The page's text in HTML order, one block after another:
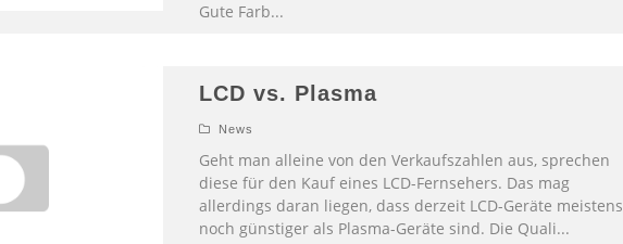
Gute Farb...
LCD vs. Plasma
News
Geht man alleine von den Verkaufszahlen aus, sprechen
diese für den Kauf eines LCD-Fernsehers. Das mag
allerdings daran liegen, dass derzeit LCD-Geräte meistens
noch günstiger als Plasma-Geräte sind. Die Quali...